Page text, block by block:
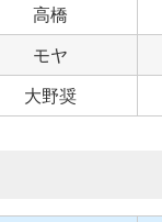
高橋
モヤ
大野奨